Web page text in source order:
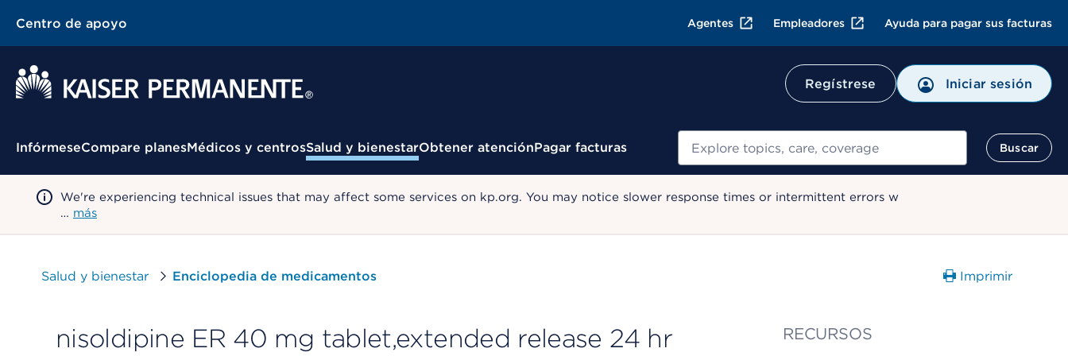
Centro de apoyo Agentes Empleadores Ayuda para pagar sus facturas
Regístrese Iniciar sesión
Menú contextual
InfórmeseCompare planesMédicos y centrosSalud y bienestarObtener atenciónPagar facturas Buscar
We're experiencing technical issues that may affect some services on kp.org. You may notice slower response times or intermittent errors w
… más
Salud y bienestar Enciclopedia de medicamentos Imprimir
nisoldipine ER 40 mg tablet,extended release 24 hr RECURSOS